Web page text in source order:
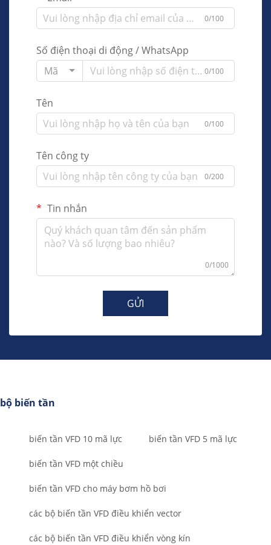
0/100
Số điện thoại di động / WhatsApp
Mã
0/100
Tên
0/100
Tên công ty
0/200
Tin nhắn
0/1000
GỬI
bộ biến tần
biến tần VFD 10 mã lực biến tần VFD 5 mã lực
biến tần VFD một chiều
biến tần VFD cho máy bơm hồ bơi
các bộ biến tần VFD điều khiển vector
các bộ biến tần VFD điều khiển vòng kín